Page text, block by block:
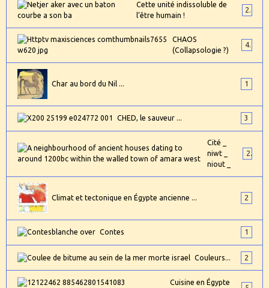
Cette unité indissoluble de
l’être humain !
2
CHAOS
(Collapsologie ?)
4
Char au bord du Nil ... 1
CHED, le sauveur ... 3
Cité _
niwt _
niout _
2
Climat et tectonique en Égypte ancienne ... 2
Contes 1
Couleurs... 2
Cuisine en Égypte